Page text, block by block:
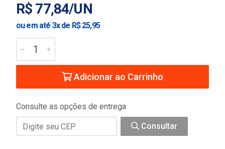
R$ 77,84/UN
ou em até 3x de R$ 25,95
Adicionar ao Carrinho
Consulte as opções de entrega
Consultar